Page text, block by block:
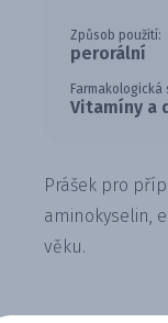
Způsob použití:
perorální
Farmakologická
Vitamíny a
Prášek pro
aminokyselin,
věku.